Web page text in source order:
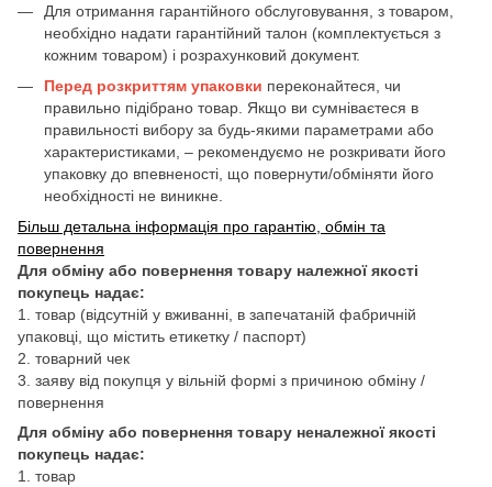
Для отримання гарантійного обслуговування, з товаром,
необхідно надати гарантійний талон (комплектується з
кожним товаром) і розрахунковий документ.
Перед розкриттям упаковки переконайтеся, чи
правильно підібрано товар. Якщо ви сумніваєтеся в
правильності вибору за будь-якими параметрами або
характеристиками, – рекомендуємо не розкривати його
упаковку до впевненості, що повернути/обміняти його
необхідності не виникне.
Більш детальна інформація про гарантію, обмін та
повернення
Для обміну або повернення товару належної якості
покупець надає:
1. товар (відсутній у вживанні, в запечатаній фабричній
упаковці, що містить етикетку / паспорт)
2. товарний чек
3. заяву від покупця у вільній формі з причиною обміну /
повернення
Для обміну або повернення товару неналежної якості
покупець надає:
1. товар